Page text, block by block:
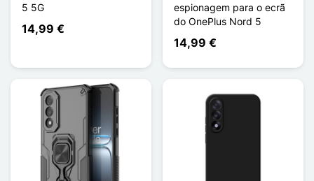
5 5G
14,99 €
espionagem para o ecrã
do OnePlus Nord 5
14,99 €